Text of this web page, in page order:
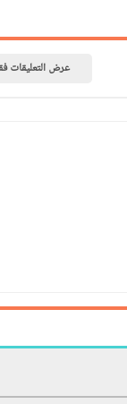
عرض التعليقات